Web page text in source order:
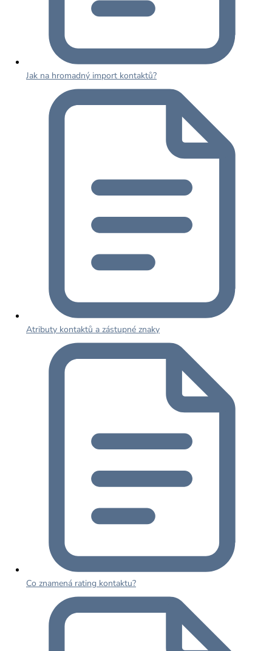
Jak na hromadný import kontaktů?
Atributy kontaktů a zástupné znaky
Co znamená rating kontaktu?